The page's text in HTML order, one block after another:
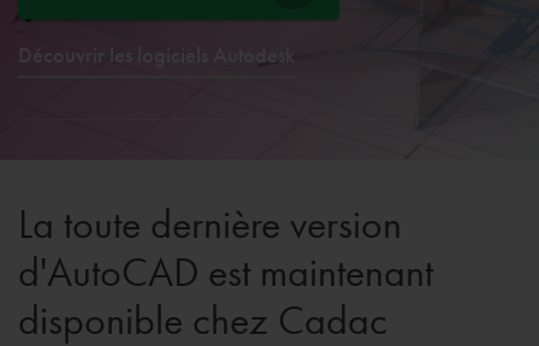
Découvrir les logiciels Autodesk
La toute dernière version
d'AutoCAD est maintenant
disponible chez Cadac